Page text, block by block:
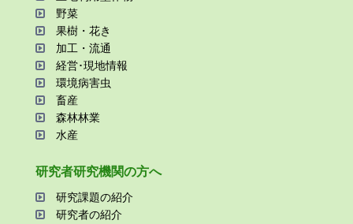
野菜
果樹・花き
加⼯・流通
経営･現地情報
環境病害⾍
畜産
森林林業
⽔産
研究者研究機関の⽅へ
研究課題の紹介
研究者の紹介